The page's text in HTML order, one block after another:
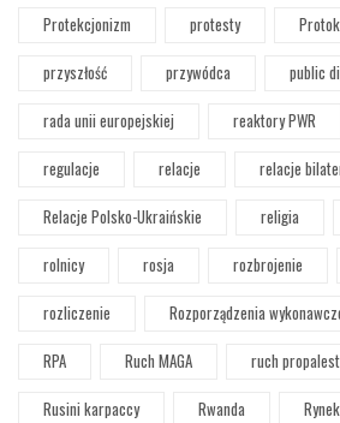
Protekcjonizm
protesty
przyszłość
przywódca
public
rada unii europejskiej
reaktory PWR
regulacje
relacje
relacje
Relacje Polsko-Ukraińskie
religia
rolnicy
rosja rozbrojenie
rozliczenie
Rozporządzenia
RPA
Ruch MAGA ruch
Rusini karpaccy
Rwanda